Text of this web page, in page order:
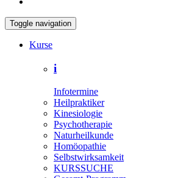
Toggle navigation
Kurse
i
Infotermine
Heilpraktiker
Kinesiologie
Psychotherapie
Naturheilkunde
Homöopathie
Selbstwirksamkeit
KURSSUCHE